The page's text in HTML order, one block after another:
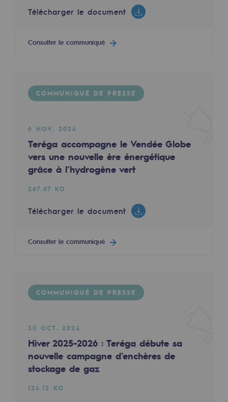
Les énergies d'avenir
Gaz renouvelables et procédés
Méthanation
Captage de CO2
Nouveaux usages
Concertations CH4, H2 et CO2
Espace pédagogique
CCUS Objectif Zéro CO2
Le Labo
Acteur engagé
Acteur engagé
5 AVR. 2023
L'hydrogène s'installe dans le futur mix
293.39 KO
Télécharger le document
Consulter le communiqué
31 MARS 2023
Teréga augmente encore son offre de
Télécharger le document
Consulter le communiqué
COMMUNIQUÉ DE PRESSE
6 NOV. 2024
Teréga accompagne le Vendée Globe
vers une nouvelle ère énergétique
grâce à l’hydrogène vert
267.67 KO
Télécharger le document
Consulter le communiqué
COMMUNIQUÉ DE PRESSE
30 OCT. 2024
Hiver 2025-2026 : Teréga débute sa
nouvelle campagne d’enchères de
stockage de gaz
124.12 KO